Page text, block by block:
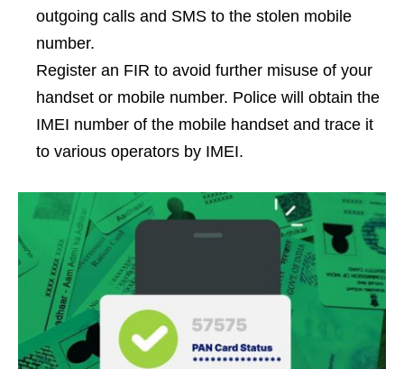
outgoing calls and SMS to the stolen mobile
number.
Register an FIR to avoid further misuse of your
handset or mobile number. Police will obtain the
IMEI number of the mobile handset and trace it
to various operators by IMEI.